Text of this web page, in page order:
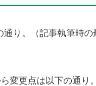
り。（記事執筆時
変更点は以下の通り。